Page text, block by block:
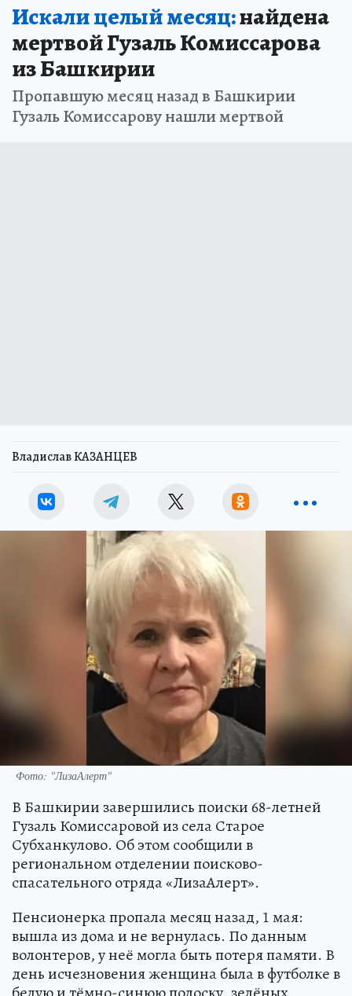
Искали целый месяц:найдена
мертвой Гузаль Комиссарова
из Башкирии
Пропавшую месяц назад в Башкирии
Гузаль Комиссарову нашли мертвой
Владислав КАЗАНЦЕВ
Фото: "ЛизаАлерт"
В Башкирии завершились поиски 68-летней
Гузаль Комиссаровой из села Старое
Субханкулово. Об этом сообщили в
региональном отделении поисково-
спасательного отряда «ЛизаАлерт».
Пенсионерка пропала месяц назад, 1 мая:
вышла из дома и не вернулась. По данным
волонтеров, у неё могла быть потеря памяти. В
день исчезновения женщина была в футболке в